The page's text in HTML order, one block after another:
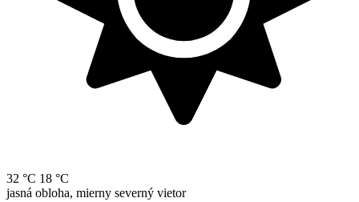
32 °C 18 °C
jasná obloha, mierny severný vietor